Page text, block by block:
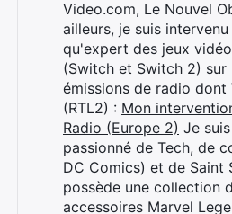
Video.com, Le Nouvel
ailleurs, je suis
qu'expert des jeux
(Switch et Switch 2) sur
émissions de radio dont
(RTL2) : Mon
Radio (Europe 2) Je
passionné de Tech, de
DC Comics) et de Saint
possède une collection
accessoires Marvel